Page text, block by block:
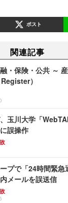
ポスト
関連記事
・保険・公共 ～
）
玉川大学「
誤操作
プで「24時間緊
メールを誤送信